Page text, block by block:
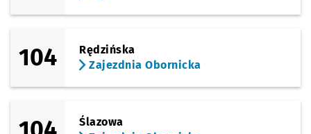
104
Rędzińska
Zajezdnia Obornicka
Ślazowa